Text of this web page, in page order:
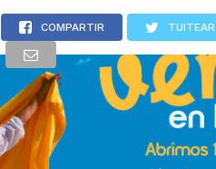
COMPARTIR TUITEAR